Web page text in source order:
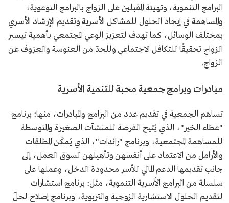
البرامج التنموية، وتهيئة المقبلين على الزواج بالبرامج التوعوية،
والمساهمة في إيجاد الحلول للمشاكل الأسرية وتقديم الإرشاد الأسري
بمختلف الوسائل، كما تهدف لتعزيز الوعي المجتمعي بأهمية تيسير
الزواج تحقيقًا للتكافل الاجتماعي وللحدّ من العنوسة والعزوف عن
الزواج.
مبادرات وبرامج جمعية محبة للتنمية الأسرية
تساهم الجمعية في تقديم عدد من البرامج والمبادرات، منها: برنامج
"عطاء الخير"، الذي يُتيح الفرصة للمنشآت الصغيرة والمتوسطة
للمساهمة المجتمعية، وبرنامج "رائدات"، الذي يُمكّن المطلقات
والأرامل من الاعتماد على أنفسهن وتأهيلهن لسوق العمل، إلى
جانب تقديمها الدعم المالي للأسر محدودة الدخل، وعملها على
سلسلة من البرامج الأسرية التنموية، مثل: برنامج استشارات
لتقديم الحلول الاستشارية الزوجية والتربوية، وبرنامج إصلاح لحلّ